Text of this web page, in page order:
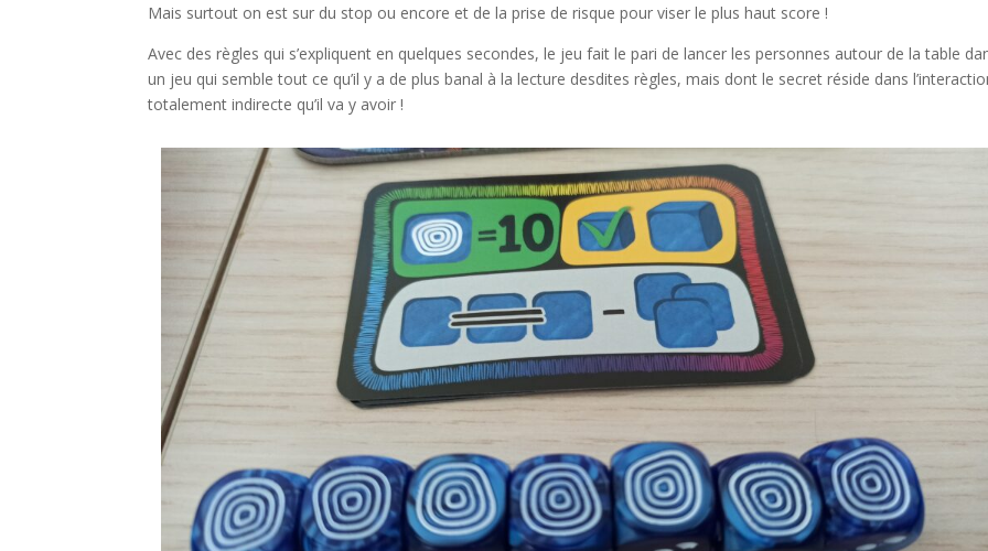
Mais surtout on est sur du stop ou encore et de la prise de risque pour viser le plus haut score !
Avec des règles qui s’expliquent en quelques secondes, le jeu fait le pari de lancer les personnes autour de la table
un jeu qui semble tout ce qu’il y a de plus banal à la lecture desdites règles, mais dont le secret réside dans
totalement indirecte qu’il va y avoir !